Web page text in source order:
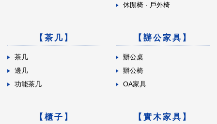
休閒椅 · 戶外椅
【茶几】
茶几
邊几
功能茶几
【辦公家具】
辦公桌
辦公椅
OA家具
【櫃子】 【實木家具】